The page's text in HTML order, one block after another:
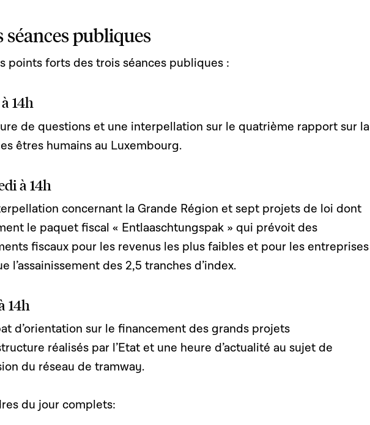
séances publiques
points forts des trois séances publiques :
14h
de questions et une interpellation sur le quatrième rapport sur la
êtres humains au Luxembourg.
à 14h
concernant la Grande Région et sept projets de loi dont
le paquet fiscal « Entlaaschtungspak » qui prévoit des
fiscaux pour les revenus les plus faibles et pour les entreprises
l’assainissement des 2,5 tranches d’index.
14h
d’orientation sur le financement des grands projets
réalisés par l’Etat et une heure d’actualité au sujet de
du réseau de tramway.
du jour complets: